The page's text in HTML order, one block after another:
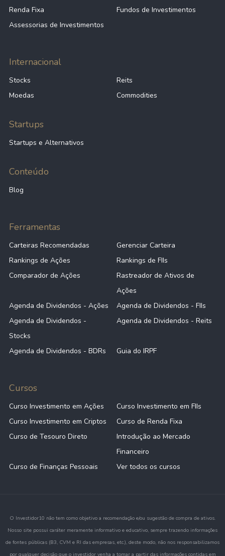
Renda Fixa
Fundos de Investimentos
Assessorias de Investimentos
Internacional
Stocks
Reits
Moedas
Commodities
Startups
Startups e Alternativos
Conteúdo
Blog
Ferramentas
Carteiras Recomendadas
Gerenciar Carteira
Rankings de Ações
Rankings de FIIs
Comparador de Ações
Rastreador de Ativos de
Ações
Agenda de Dividendos - Ações
Agenda de Dividendos - FIIs
Agenda de Dividendos -
Stocks
Agenda de Dividendos - Reits
Agenda de Dividendos - BDRs Guia do IRPF
Cursos
Curso Investimento em Ações
Curso Investimento em FIIs
Curso Investimento em Criptos
Curso de Renda Fixa
Curso de Tesouro Direto
Introdução ao Mercado
Financeiro
Curso de Finanças Pessoais
Ver todos os cursos
O Investidor10 não tem como objetivo a recomendação e/ou sugestão de compra de ativos.
Nosso site possui caráter meramente informativo e educativo, sempre trazendo informações
de fontes públicas (B3, CVM e RI das empresas, etc.), deste modo, não nos responsabilizamos
por qualquer decisão que o investidor venha a tomar a partir das informações contidas em